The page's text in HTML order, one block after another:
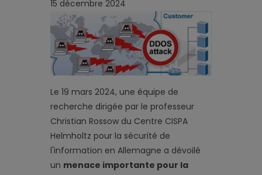
15 décembre 2024
Le 19 mars 2024, une équipe de
recherche dirigée par le professeur
Christian Rossow du Centre CISPA
Helmholtz pour la sécurité de
l'information en Allemagne a dévoilé
un menace importante pour la